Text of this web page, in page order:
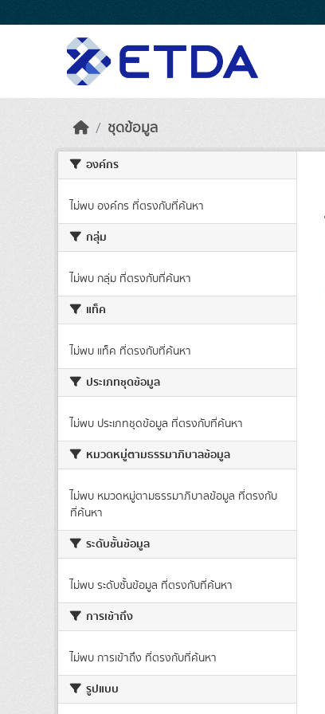
ชุดข้อมูล
องค์กร
ไม่พบ องค์กร ที่ตรงกับที่ค้นหา
กลุ่ม
ไม่พบ กลุ่ม ที่ตรงกับที่ค้นหา
แท็ค
ไม่พบ แท็ค ที่ตรงกับที่ค้นหา
ประเภทชุดข้อมูล
ไม่พบ ประเภทชุดข้อมูล ที่ตรงกับที่ค้นหา
หมวดหมู่ตามธรรมาภิบาลข้อมูล
ไม่พบ หมวดหมู่ตามธรรมาภิบาลข้อมูล ที่ตรงกับ
ที่ค้นหา
ระดับชั้นข้อมูล
ไม่พบ ระดับชั้นข้อมูล ที่ตรงกับที่ค้นหา
การเข้าถึง
ไม่พบ การเข้าถึง ที่ตรงกับที่ค้นหา
รูปแบบ